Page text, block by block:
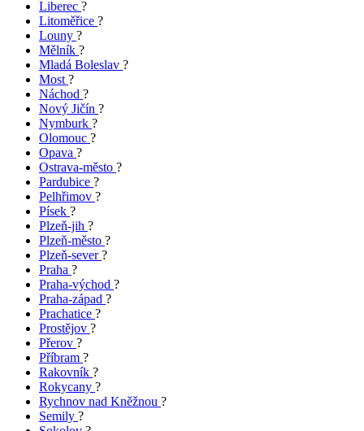
Liberec ?
Litoměřice ?
Louny ?
Mělník ?
Mladá Boleslav ?
Most ?
Náchod ?
Nový Jičín ?
Nymburk ?
Olomouc ?
Opava ?
Ostrava-město ?
Pardubice ?
Pelhřimov ?
Písek ?
Plzeň-jih ?
Plzeň-město ?
Plzeň-sever?
Praha ?
Praha-východ ?
Praha-západ ?
Prachatice ?
Prostějov ?
Přerov ?
Příbram ?
Rakovník ?
Rokycany ?
Rychnov nad Kněžnou ?
Semily ?